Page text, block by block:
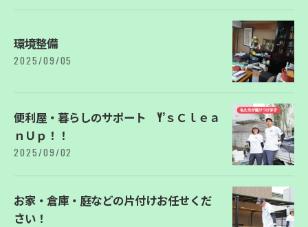
環境整備
2025/09/05
便利屋・暮らしのサポート Y’ｓＣｌｅａ
ｎＵｐ！！
2025/09/02
お家・倉庫・庭などの片付けお任せくだ
さい！